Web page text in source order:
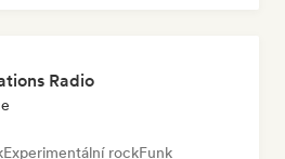
Radio
Experimentální rockFunk